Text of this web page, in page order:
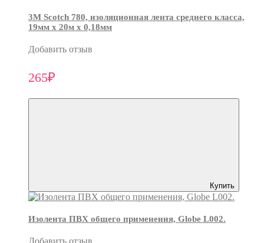
3М Scotch 780, изоляционная лента среднего класса,
19мм х 20м х 0,18мм
Добавить отзыв
265₽
Купить
Изолента ПВХ общего применения, Globe L002.
Добавить отзыв